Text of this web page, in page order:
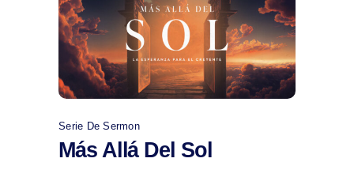
Comprar
Serie De Sermon
Más Allá Del Sol